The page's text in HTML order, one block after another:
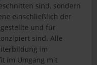
sind, sondern
einschließlich der
und für
sind. Alle
im
im Umgang mit